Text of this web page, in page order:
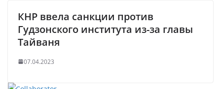
КНР ввела санкции против
Гудзонского института из-за главы
Тайваня
07.04.2023